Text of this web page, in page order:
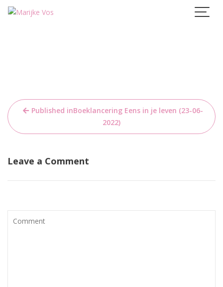
Skip
Bericht
navigatie
Published inBoeklancering Eens in je leven (23-06-
2022)
Leave a Comment